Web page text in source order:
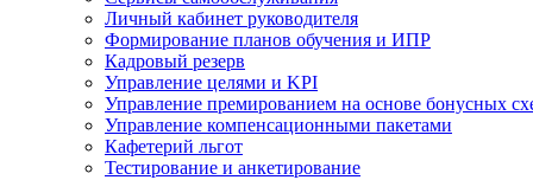
Личный кабинет руководителя
Формирование планов обучения и ИПР
Кадровый резерв
Управление целями и KPI
Управление премированием на основе бонусных
Управление компенсационными пакетами
Кафетерий льгот
Тестирование и анкетирование